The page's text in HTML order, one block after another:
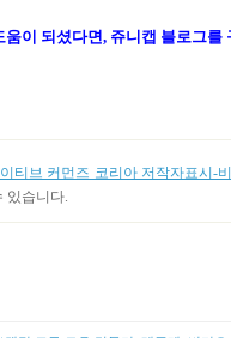
움이 되셨다면, 쥬니캡 블로그를
티브 커먼즈 코리아 저작자표시-
있습니다.